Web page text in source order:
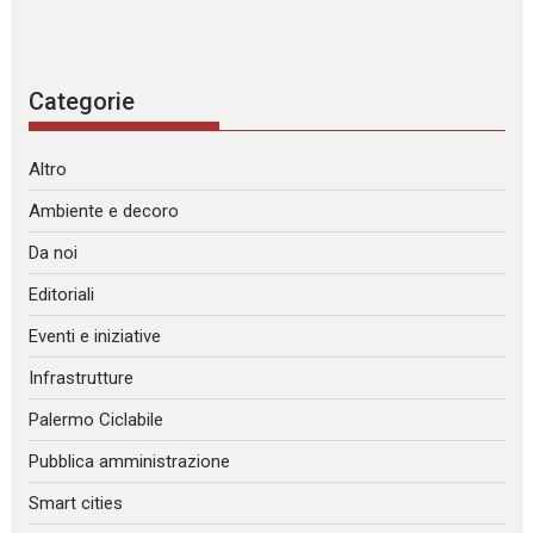
Categorie
Altro
Ambiente e decoro
Da noi
Editoriali
Eventi e iniziative
Infrastrutture
Palermo Ciclabile
Pubblica amministrazione
Smart cities